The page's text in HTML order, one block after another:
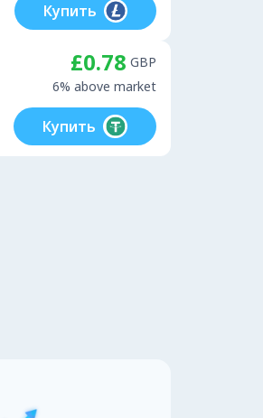
Купить
£0.78 GBP
6% above market
Купить